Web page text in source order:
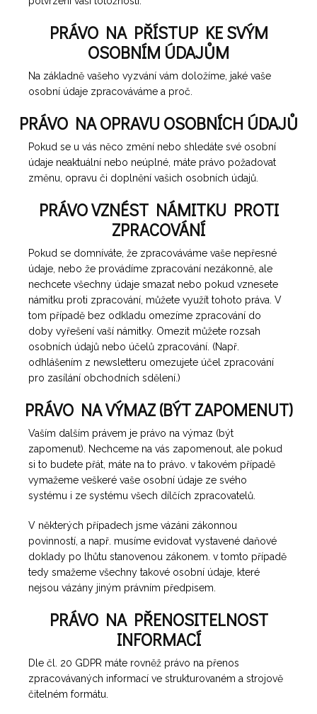
PRÁVO NA PŘÍSTUP KE SVÝM
OSOBNÍM ÚDAJŮM
Na základně vašeho vyzvání vám doložíme, jaké vaše
osobní údaje zpracováváme a proč.
PRÁVO NA OPRAVU OSOBNÍCH ÚDAJŮ
Pokud se u vás něco změní nebo shledáte své osobní
údaje neaktuální nebo neúplné, máte právo požadovat
změnu, opravu či doplnění vašich osobních údajů.
PRÁVO VZNÉST NÁMITKU PROTI
ZPRACOVÁNÍ
Pokud se domníváte, že zpracováváme vaše nepřesné
údaje, nebo že provádíme zpracování nezákonně, ale
nechcete všechny údaje smazat nebo pokud vznesete
námitku proti zpracování, můžete využít tohoto práva. V
tom případě bez odkladu omezíme zpracování do
doby vyřešení vaší námitky. Omezit můžete rozsah
osobních údajů nebo účelů zpracování. (Např.
odhlášením z newsletteru omezujete účel zpracování
pro zasílání obchodních sdělení.)
PRÁVO NA VÝMAZ (BÝT ZAPOMENUT)
Vaším dalším právem je právo na výmaz (být
zapomenut). Nechceme na vás zapomenout, ale pokud
si to budete přát, máte na to právo. v takovém případě
vymažeme veškeré vaše osobní údaje ze svého
systému i ze systému všech dílčích zpracovatelů.
V některých případech jsme vázáni zákonnou
povinností, a např. musíme evidovat vystavené daňové
doklady po lhůtu stanovenou zákonem. v tomto případě
tedy smažeme všechny takové osobní údaje, které
nejsou vázány jiným právním předpisem.
PRÁVO NA PŘENOSITELNOST
INFORMACÍ
Dle čl. 20 GDPR máte rovněž právo na přenos
zpracovávaných informací ve strukturovaném a strojově
čitelném formátu.